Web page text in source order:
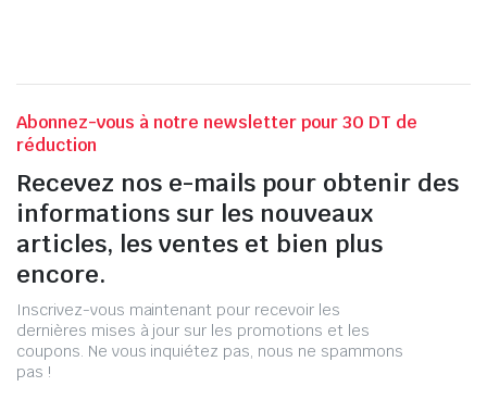
Abonnez-vous à notre newsletter pour 30 DT de
réduction
Recevez nos e-mails pour obtenir des
informations sur les nouveaux
articles, les ventes et bien plus
encore.
Inscrivez-vous maintenant pour recevoir les
dernières mises à jour sur les promotions et les
coupons. Ne vous inquiétez pas, nous ne spammons
pas !